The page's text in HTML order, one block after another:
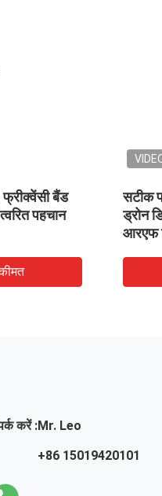
बैंड
पहचान
सटीक
ड्रोन
आरएफ
करें :Mr. Leo
+86 15019420101